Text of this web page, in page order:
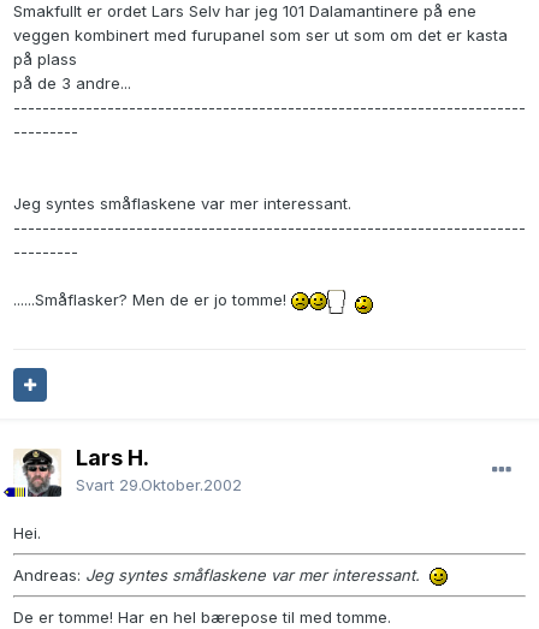
Smakfullt er ordet Lars Selv har jeg 101 Dalamantinere på ene
veggen kombinert med furupanel som ser ut som om det er kasta
på plass
på de 3 andre...
-----------------------------------------------------------------------
---------
Jeg syntes småflaskene var mer interessant.
-----------------------------------------------------------------------
---------
......Småflasker? Men de er jo tomme!
Lars H.
Svart 29.Oktober.2002
Hei.
Andreas: Jeg syntes småflaskene var mer interessant.
De er tomme! Har en hel bærepose til med tomme.